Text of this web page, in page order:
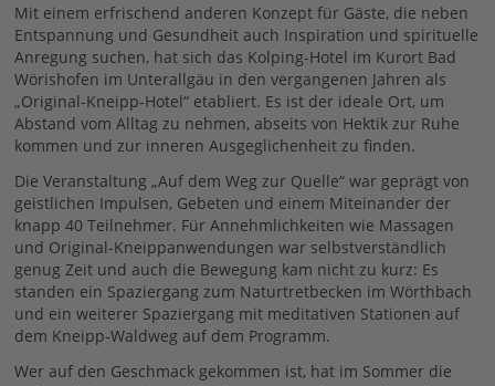
Mit einem erfrischend anderen Konzept für Gäste, die neben
Entspannung und Gesundheit auch Inspiration und spirituelle
Anregung suchen, hat sich das Kolping-Hotel im Kurort Bad
Wörishofen im Unterallgäu in den vergangenen Jahren als
„Original-Kneipp-Hotel“ etabliert. Es ist der ideale Ort, um
Abstand vom Alltag zu nehmen, abseits von Hektik zur Ruhe
kommen und zur inneren Ausgeglichenheit zu finden.
Die Veranstaltung „Auf dem Weg zur Quelle“ war geprägt von
geistlichen Impulsen, Gebeten und einem Miteinander der
knapp 40 Teilnehmer. Für Annehmlichkeiten wie Massagen
und Original-Kneippanwendungen war selbstverständlich
genug Zeit und auch die Bewegung kam nicht zu kurz: Es
standen ein Spaziergang zum Naturtretbecken im Wörthbach
und ein weiterer Spaziergang mit meditativen Stationen auf
dem Kneipp-Waldweg auf dem Programm.
Wer auf den Geschmack gekommen ist, hat im Sommer die